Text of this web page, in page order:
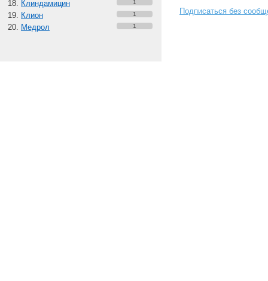
Клиндамицин 1
Клион 1
Медрол 1
Подписаться без